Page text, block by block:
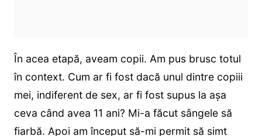
În acea etapă, aveam copii. Am pus brusc totul
în context. Cum ar fi fost dacă unul dintre copiii
mei, indiferent de sex, ar fi fost supus la așa
ceva când avea 11 ani? Mi-a făcut sângele să
fiarbă. Apoi am început să-mi permit să simt